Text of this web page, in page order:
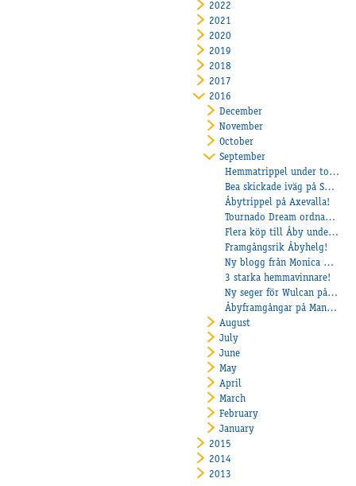
2022
2021
2020
2019
2018
2017
2016
December
November
October
September
Hemmatrippel under torsdagens tävlingar
Bea skickade iväg på Solvalla
Åbytrippel på Axevalla!
Tournado Dream ordnade Berghs seger nr 169!
Flera köp till Åby under Kriterieauktionen!
Framgångsrik Åbyhelg!
Ny blogg från Monica Hellqvist i Frankrike
3 starka hemmavinnare!
Ny seger för Wulcan på Axevalla och Töll till topp på Jägersro
Åbyframgångar på Mantorp och Färjestad
August
July
June
May
April
March
February
January
2015
2014
2013